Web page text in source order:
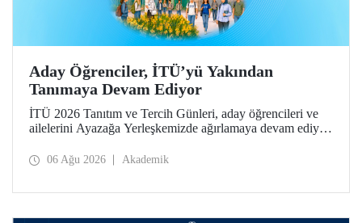
Aday Öğrenciler, İTÜ’yü Yakından
Tanımaya Devam Ediyor
İTÜ 2026 Tanıtım ve Tercih Günleri, aday öğrencileri ve
ailelerini Ayazağa Yerleşkemizde ağırlamaya devam ediyor.
ilgili fakülte ve birimler adaylara bilgi vermeye devam
06 Ağu 2026 Akademik